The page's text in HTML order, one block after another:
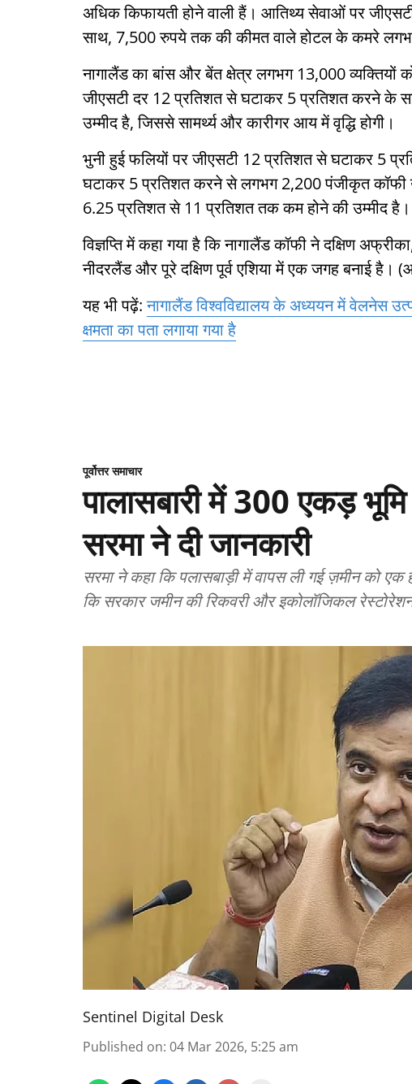
अधिक किफायती होने वाली हैं। आतिथ्य सेवाओं पर
साथ, 7,500 रुपये तक की कीमत वाले होटल के कमरे
नागालैंड का बांस और बेंत क्षेत्र लगभग 13,000 व्यक्तियों
जीएसटी दर 12 प्रतिशत से घटाकर 5 प्रतिशत करने के
उम्मीद है, जिससे सामर्थ्य और कारीगर आय में वृद्धि होगी।
भुनी हुई फलियों पर जीएसटी 12 प्रतिशत से घटाकर 5
घटाकर 5 प्रतिशत करने से लगभग 2,200 पंजीकृत कॉफी
6.25 प्रतिशत से 11 प्रतिशत तक कम होने की उम्मीद है।
विज्ञप्ति में कहा गया है कि नागालैंड कॉफी ने दक्षिण
नीदरलैंड और पूरे दक्षिण पूर्व एशिया में एक जगह बनाई है।
यह भी पढ़ें:नागालैंड विश्वविद्यालय के अध्ययन में वेलनेस
क्षमता का पता लगाया गया है
पूर्वोत्तर समाचार
पालासबारी में 300 एकड़ भूमि
सरमा ने दी जानकारी
सरमा ने कहा कि पलासबाड़ी में वापस ली गई ज़मीन को एक
कि सरकार जमीन की रिकवरी और इकोलॉजिकल
Sentinel Digital Desk
Published on: 04 Mar 2026, 5:25 am